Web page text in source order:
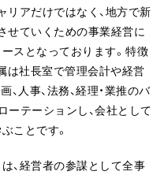
リアだけではなく、地方で新
せていくための事業経営に
スとなっております。特徴
は社長室で管理会計や経営
人事、法務、経理・業推のバ
テーションし、会社として
ことです。
、経営者の参謀として全事